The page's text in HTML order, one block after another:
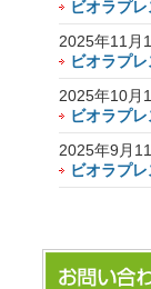
ビオラプ
2025年11月
ビオラプ
2025年10月
ビオラプ
2025年9月
ビオラプ